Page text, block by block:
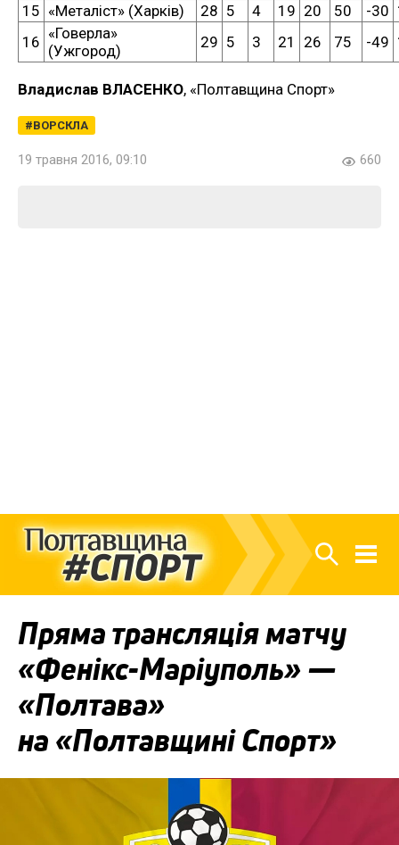
15 «Металіст» (Харків) 28 5 4 19 20 50 -30
16 «Говерла»
(Ужгород)
29 5 3 21 26 75 -49
Владислав ВЛАСЕНКО, «Полтавщина Спорт»
ВОРСКЛА
19 травня 2016, 09:10 660
Пряма трансляція матчу
«Фенікс-Маріуполь» —
«Полтава»
на «Полтавщині Спорт»